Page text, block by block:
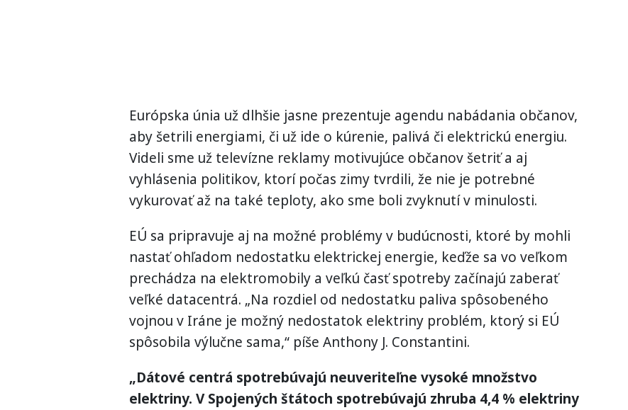
Európska únia už dlhšie jasne prezentuje agendu nabádania občanov,
aby šetrili energiami, či už ide o kúrenie, palivá či elektrickú energiu.
Videli sme už televízne reklamy motivujúce občanov šetriť a aj
vyhlásenia politikov, ktorí počas zimy tvrdili, že nie je potrebné
vykurovať až na také teploty, ako sme boli zvyknutí v minulosti.
EÚ sa pripravuje aj na možné problémy v budúcnosti, ktoré by mohli
nastať ohľadom nedostatku elektrickej energie, keďže sa vo veľkom
prechádza na elektromobily a veľkú časť spotreby začínajú zaberať
veľké datacentrá. „Na rozdiel od nedostatku paliva spôsobeného
vojnou v Iráne je možný nedostatok elektriny problém, ktorý si EÚ
spôsobila výlučne sama,“ píše Anthony J. Constantini.
„Dátové centrá spotrebúvajú neuveriteľne vysoké množstvo
elektriny. V Spojených štátoch spotrebúvajú zhruba 4,4 % elektriny